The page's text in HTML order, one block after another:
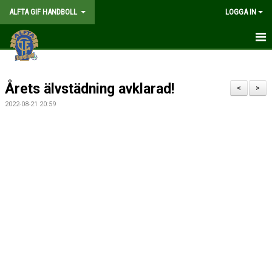
ALFTA GIF HANDBOLL LOGGA IN
HEM
FÖRENINGEN >
<
Årets älvstädning avklarad!
2022-08-21 20:59